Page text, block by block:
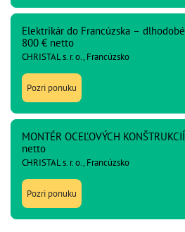
Elektrikár do Francúzska –
800 € netto
CHRISTAL s. r. o., Francúzsko
Pozri ponuku
MONTÉR OCEĽOVÝCH
netto
CHRISTAL s. r. o., Francúzsko
Pozri ponuku